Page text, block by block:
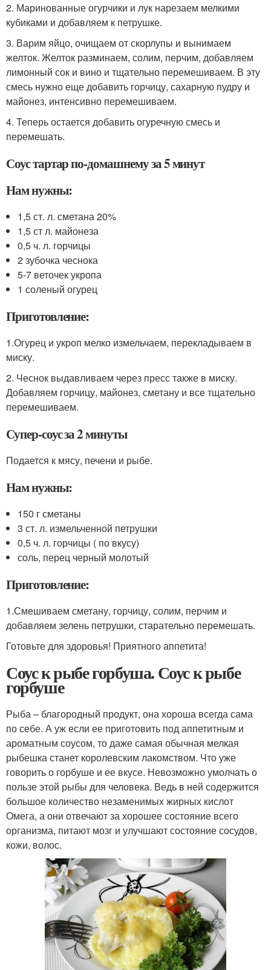
2. Маринованные огурчики и лук нарезаем мелкими
кубиками и добавляем к петрушке.
3. Варим яйцо, очищаем от скорлупы и вынимаем
желток. Желток разминаем, солим, перчим, добавляем
лимонный сок и вино и тщательно перемешиваем. В эту
смесь нужно еще добавить горчицу, сахарную пудру и
майонез, интенсивно перемешиваем.
4. Теперь остается добавить огуречную смесь и
перемешать.
Соус тартар по-домашнему за 5 минут
Нам нужны:
1,5 ст. л. сметана 20%
1,5 ст л. майонеза
0,5 ч. л. горчицы
2 зубочка чеснока
5-7 веточек укропа
1 соленый огурец
Приготовление:
1.Огурец и укроп мелко измельчаем, перекладываем в
миску.
2. Чеснок выдавливаем через пресс также в миску.
Добавляем горчицу, майонез, сметану и все тщательно
перемешиваем.
Супер-соус за 2 минуты
Подается к мясу, печени и рыбе.
Нам нужны:
150 г сметаны
3 ст. л. измельченной петрушки
0,5 ч. л. горчицы ( по вкусу)
соль, перец черный молотый
Приготовление:
1.Смешиваем сметану, горчицу, солим, перчим и
добавляем зелень петрушки, старательно перемешать.
Готовьте для здоровья! Приятного аппетита!
Соус к рыбе горбуша. Соус к рыбе
горбуше
Рыба – благородный продукт, она хороша всегда сама
по себе. А уж если ее приготовить под аппетитным и
ароматным соусом, то даже самая обычная мелкая
рыбешка станет королевским лакомством. Что уже
говорить о горбуше и ее вкусе. Невозможно умолчать о
пользе этой рыбы для человека. Ведь в ней содержится
большое количество незаменимых жирных кислот
Омега, а они отвечают за хорошее состояние всего
организма, питают мозг и улучшают состояние сосудов,
кожи, волос.